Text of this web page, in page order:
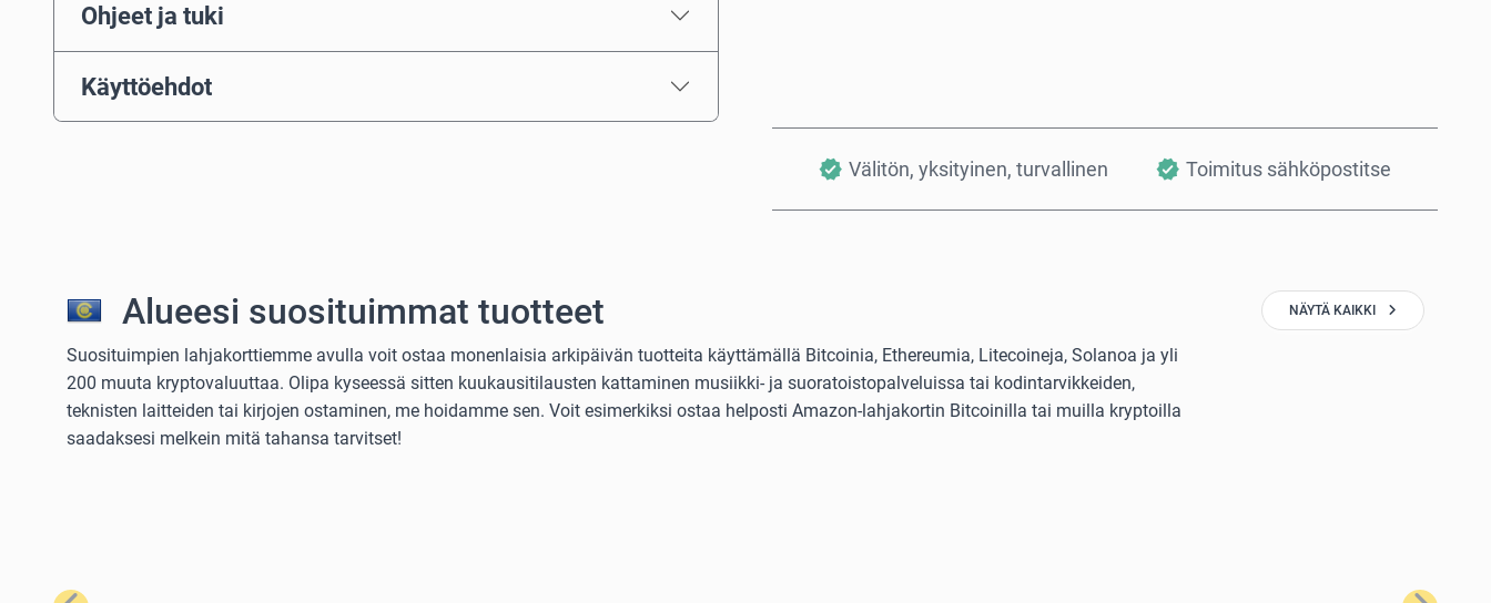
Ohjeet ja tuki
Käyttöehdot
Välitön, yksityinen, turvallinen Toimitus sähköpostitse
Alueesi suosituimmat tuotteet
Suosituimpien lahjakorttiemme avulla voit ostaa monenlaisia arkipäivän tuotteita käyttämällä Bitcoinia, Ethereumia, Litecoineja, Solanoa ja yli
200 muuta kryptovaluuttaa. Olipa kyseessä sitten kuukausitilausten kattaminen musiikki- ja suoratoistopalveluissa tai kodintarvikkeiden,
teknisten laitteiden tai kirjojen ostaminen, me hoidamme sen. Voit esimerkiksi ostaa helposti Amazon-lahjakortin Bitcoinilla tai muilla kryptoilla
saadaksesi melkein mitä tahansa tarvitset!
NÄYTÄ KAIKKI